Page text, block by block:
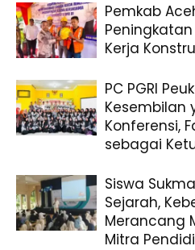
Pemkab
Kerja
PC PGRI
Kesembilan
Konferensi,
sebagai
Siswa
Sejarah,
Merancang
Mitra